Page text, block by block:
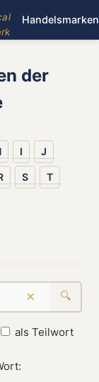
Handelsmarken
der
I J
S T
× 🔍
als Teilwort